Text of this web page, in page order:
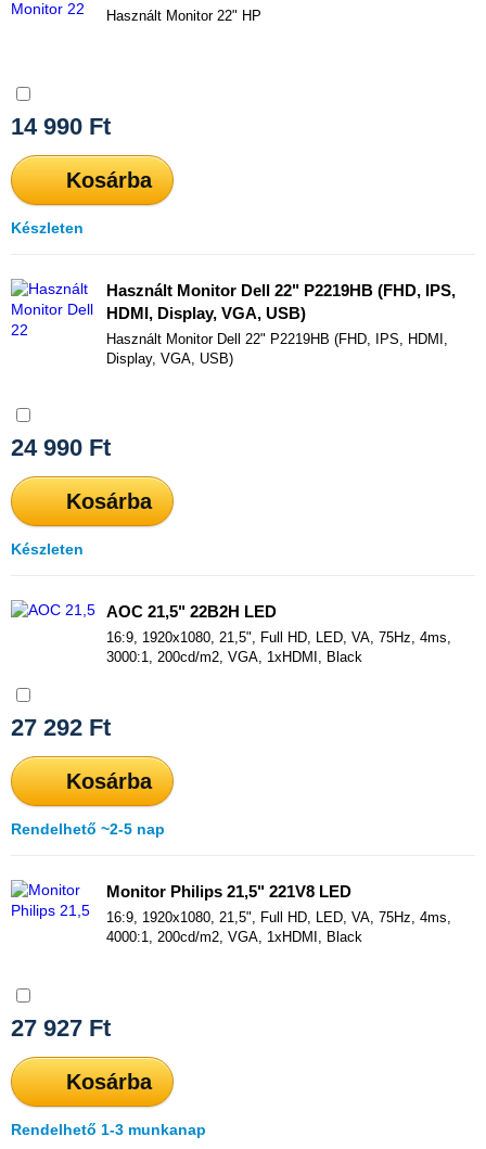
Használt Monitor 22" HP
14 990 Ft
Kosárba
Készleten
Használt Monitor Dell 22" P2219HB (FHD, IPS,
HDMI, Display, VGA, USB)
Használt Monitor Dell 22" P2219HB (FHD, IPS, HDMI,
Display, VGA, USB)
24 990 Ft
Kosárba
Készleten
AOC 21,5" 22B2H LED
16:9, 1920x1080, 21,5", Full HD, LED, VA, 75Hz, 4ms,
3000:1, 200cd/m2, VGA, 1xHDMI, Black
27 292 Ft
Kosárba
Rendelhető ~2-5 nap
Monitor Philips 21,5" 221V8 LED
16:9, 1920x1080, 21,5", Full HD, LED, VA, 75Hz, 4ms,
4000:1, 200cd/m2, VGA, 1xHDMI, Black
27 927 Ft
Kosárba
Rendelhető 1-3 munkanap